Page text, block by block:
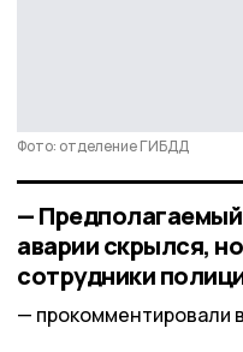
Фото: отделение ГИБДД
—
аварии скрылся,
сотрудники
прокомментировали